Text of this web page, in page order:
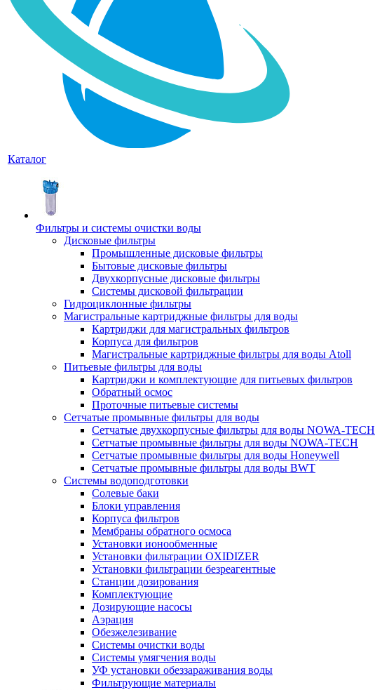
Каталог
Фильтры и системы очистки воды
Дисковые фильтры
Промышленные дисковые фильтры
Бытовые дисковые фильтры
Двухкорпусные дисковые фильтры
Системы дисковой фильтрации
Гидроциклонные фильтры
Магистральные картриджные фильтры для воды
Картриджи для магистральных фильтров
Корпуса для фильтров
Магистральные картриджные фильтры для воды Atoll
Питьевые фильтры для воды
Картриджи и комплектующие для питьевых фильтров
Обратный осмос
Проточные питьевые системы
Сетчатые промывные фильтры для воды
Сетчатые двухкорпусные фильтры для воды NOWA-TECH
Сетчатые промывные фильтры для воды NOWA-TECH
Сетчатые промывные фильтры для воды Honeywell
Сетчатые промывные фильтры для воды BWT
Системы водоподготовки
Солевые баки
Блоки управления
Корпуса фильтров
Мембраны обратного осмоса
Установки ионообменные
Установки фильтрации OXIDIZER
Установки фильтрации безреагентные
Станции дозирования
Комплектующие
Дозирующие насосы
Аэрация
Обезжелезивание
Системы очистки воды
Системы умягчения воды
УФ установки обеззараживания воды
Фильтрующие материалы